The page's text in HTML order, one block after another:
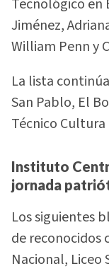
Tecnológico en
Jiménez,
William Penn y
La lista
San Pablo, El
Técnico
Instituto
jornada
Los siguientes
de reconocidos
Nacional, Liceo